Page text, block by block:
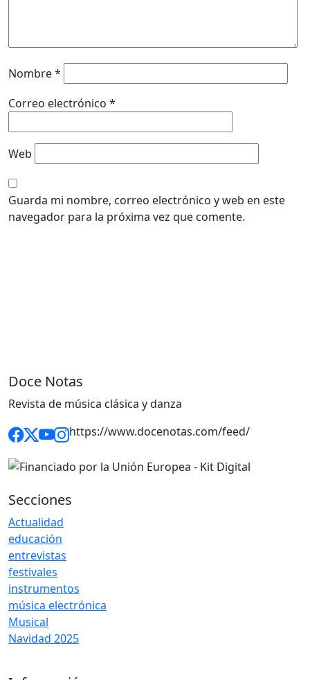
Nombre*
Correo electrónico *
Web
Guarda mi nombre, correo electrónico y web en este
navegador para la próxima vez que comente.
Doce Notas
Revista de música clásica y danza
https://www.docenotas.com/feed/
Secciones
Actualidad
educación
entrevistas
festivales
instrumentos
música electrónica
Musical
Navidad 2025